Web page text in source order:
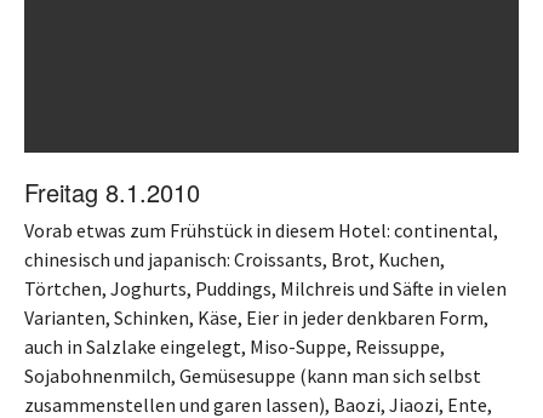
Freitag 8.1.2010
Vorab etwas zum Frühstück in diesem Hotel: continental,
chinesisch und japanisch: Croissants, Brot, Kuchen,
Törtchen, Joghurts, Puddings, Milchreis und Säfte in vielen
Varianten, Schinken, Käse, Eier in jeder denkbaren Form,
auch in Salzlake eingelegt, Miso-Suppe, Reissuppe,
Sojabohnenmilch, Gemüsesuppe (kann man sich selbst
zusammenstellen und garen lassen), Baozi, Jiaozi, Ente,